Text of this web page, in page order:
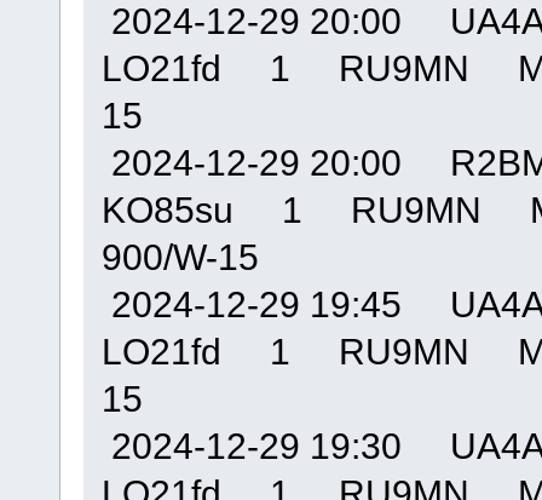
2024-12-29 20:00
LO21fd 1 RU9MN
15
2024-12-29 20:00
KO85su 1 RU9MN
900/W-15
2024-12-29 19:45
LO21fd 1 RU9MN
15
2024-12-29 19:30